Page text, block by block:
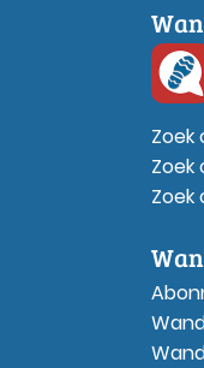
Zoek
Zoek
Zoek